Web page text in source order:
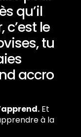
qu’il
le
tu
accro
Et
à la